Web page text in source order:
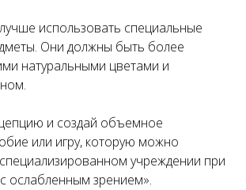
использовать специальные
Они должны быть более
натуральными цветами и
и создай объемное
или игру, которую можно
учреждении при
ослабленным зрением».